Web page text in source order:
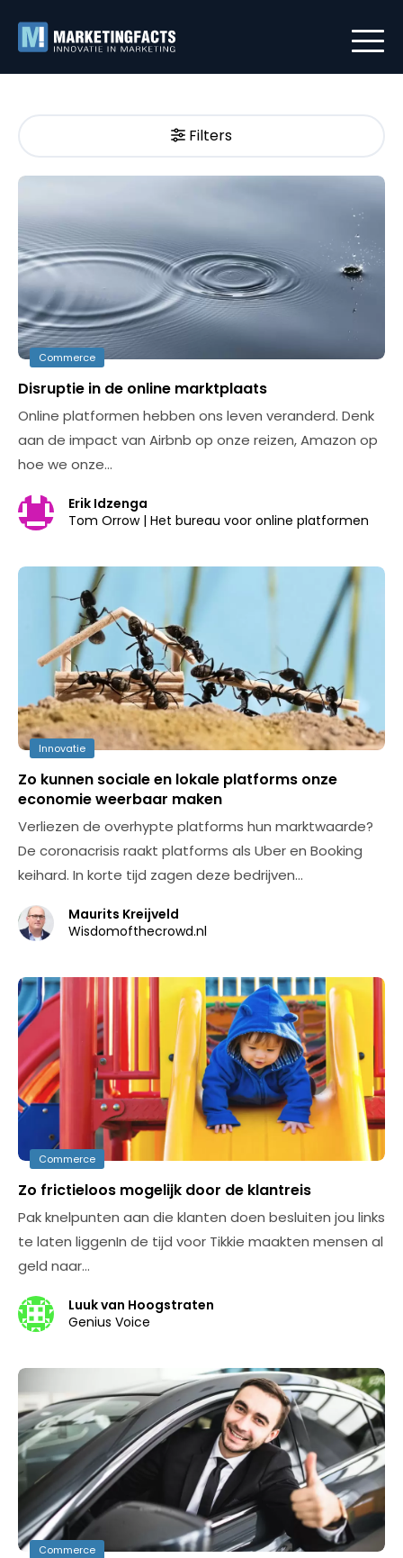
Filters
Commerce
Disruptie in de online marktplaats
Online platformen hebben ons leven veranderd. Denk
aan de impact van Airbnb op onze reizen, Amazon op
hoe we onze…
Erik Idzenga
Tom Orrow | Het bureau voor online platformen
Innovatie
Zo kunnen sociale en lokale platforms onze
economie weerbaar maken
Verliezen de overhypte platforms hun marktwaarde?
De coronacrisis raakt platforms als Uber en Booking
keihard. In korte tijd zagen deze bedrijven…
Maurits Kreijveld
Wisdomofthecrowd.nl
Commerce
Zo frictieloos mogelijk door de klantreis
Pak knelpunten aan die klanten doen besluiten jou links
te laten liggenIn de tijd voor Tikkie maakten mensen al
geld naar…
Luuk van Hoogstraten
Genius Voice
Commerce